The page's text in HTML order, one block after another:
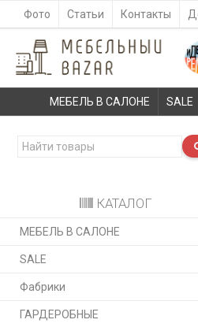
Фото Статьи Контакты
МЕБЕЛЬ В САЛОНЕ SALE
КАТАЛОГ
МЕБЕЛЬ В САЛОНЕ
SALE
Фабрики
ГАРДЕРОБНЫЕ